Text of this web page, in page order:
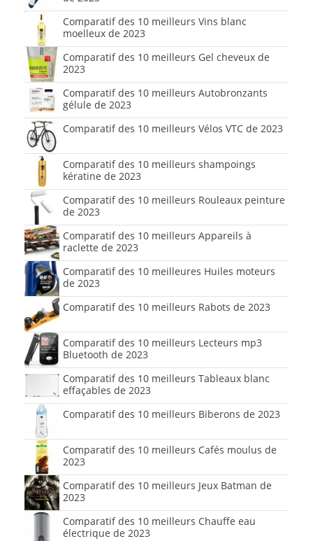
Comparatif des 10 meilleurs Vins blanc
moelleux de 2023
Comparatif des 10 meilleurs Gel cheveux de
2023
Comparatif des 10 meilleurs Autobronzants
gélule de 2023
Comparatif des 10 meilleurs Vélos VTC de 2023
Comparatif des 10 meilleurs shampoings
kératine de 2023
Comparatif des 10 meilleurs Rouleaux peinture
de 2023
Comparatif des 10 meilleurs Appareils à
raclette de 2023
Comparatif des 10 meilleures Huiles moteurs
de 2023
Comparatif des 10 meilleurs Rabots de 2023
Comparatif des 10 meilleurs Lecteurs mp3
Bluetooth de 2023
Comparatif des 10 meilleurs Tableaux blanc
effaçables de 2023
Comparatif des 10 meilleurs Biberons de 2023
Comparatif des 10 meilleurs Cafés moulus de
2023
Comparatif des 10 meilleurs Jeux Batman de
2023
Comparatif des 10 meilleurs Chauffe eau
électrique de 2023